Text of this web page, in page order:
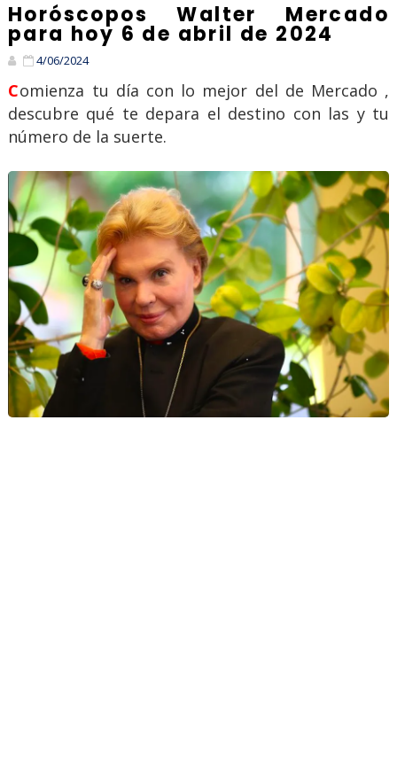
Horóscopos Walter Mercado
para hoy 6 de abril de 2024
4/06/2024
Comienza tu día con lo mejor del de Mercado ,
descubre qué te depara el destino con las y tu
número de la suerte.